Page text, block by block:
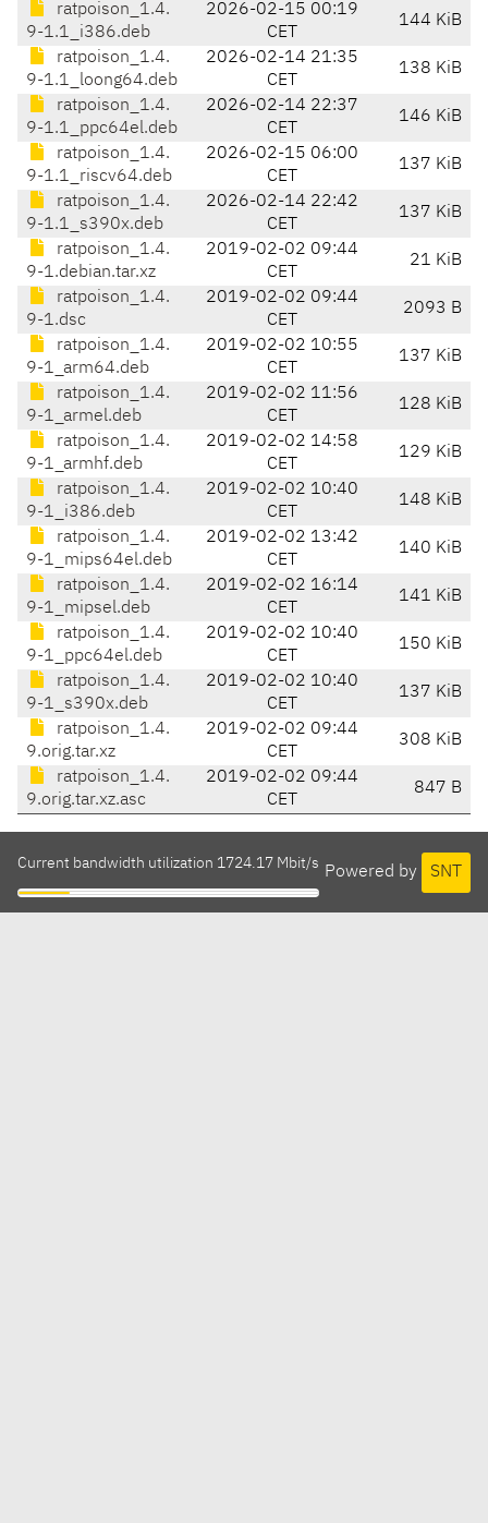
ratpoison_1.4.
9-1.1_i386.deb
2026-02-15 00:19
CET
144 KiB
ratpoison_1.4.
9-1.1_loong64.deb
2026-02-14 21:35
CET
138 KiB
ratpoison_1.4.
9-1.1_ppc64el.deb
2026-02-14 22:37
CET
146 KiB
ratpoison_1.4.
9-1.1_riscv64.deb
2026-02-15 06:00
CET
137 KiB
ratpoison_1.4.
9-1.1_s390x.deb
2026-02-14 22:42
CET
137 KiB
ratpoison_1.4.
9-1.debian.tar.xz
2019-02-02 09:44
CET
21 KiB
ratpoison_1.4.
9-1.dsc
2019-02-02 09:44
CET
2093 B
ratpoison_1.4.
9-1_arm64.deb
2019-02-02 10:55
CET
137 KiB
ratpoison_1.4.
9-1_armel.deb
2019-02-02 11:56
CET
128 KiB
ratpoison_1.4.
9-1_armhf.deb
2019-02-02 14:58
CET
129 KiB
ratpoison_1.4.
9-1_i386.deb
2019-02-02 10:40
CET
148 KiB
ratpoison_1.4.
9-1_mips64el.deb
2019-02-02 13:42
CET
140 KiB
ratpoison_1.4.
9-1_mipsel.deb
2019-02-02 16:14
CET
141 KiB
ratpoison_1.4.
9-1_ppc64el.deb
2019-02-02 10:40
CET
150 KiB
ratpoison_1.4.
9-1_s390x.deb
2019-02-02 10:40
CET
137 KiB
ratpoison_1.4.
9.orig.tar.xz
2019-02-02 09:44
CET
308 KiB
ratpoison_1.4.
9.orig.tar.xz.asc
2019-02-02 09:44
CET
847 B
Powered by SNT
Current bandwidth utilization 1724.17 Mbit/s